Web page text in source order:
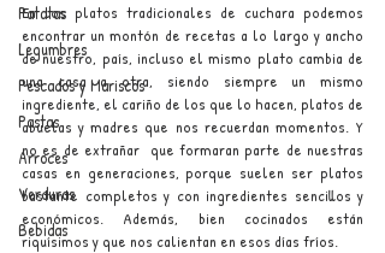
Patatas
Legumbres
Pescados y Mariscos
Pastas
Arroces
Verduras
Bebidas
En los platos tradicionales de cuchara podemos
encontrar un montón de recetas a lo largo y ancho
de nuestro, país, incluso el mismo plato cambia de
una casa a otra, siendo siempre un mismo
ingrediente, el cariño de los que lo hacen, platos de
abuelas y madres que nos recuerdan momentos. Y
no es de extrañar  que formaran parte de nuestras
casas en generaciones, porque suelen ser platos
bastante completos y con ingredientes sencillos y
económicos. Además, bien cocinados están
riquísimos y que nos calientan en esos días fríos.